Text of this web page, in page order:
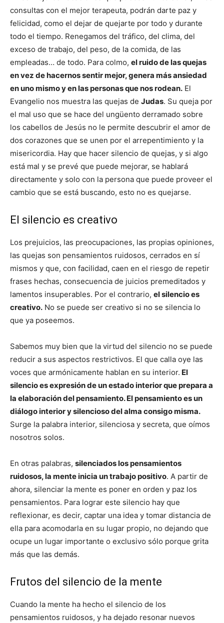
consultas con el mejor terapeuta, podrán darte paz y
felicidad, como el dejar de quejarte por todo y durante
todo el tiempo. Renegamos del tráfico, del clima, del
exceso de trabajo, del peso, de la comida, de las
empleadas… de todo. Para colmo, el ruido de las quejas
en vez de hacernos sentir mejor, genera más ansiedad
en uno mismo y en las personas que nos rodean. El
Evangelio nos muestra las quejas de Judas. Su queja por
el mal uso que se hace del ungüento derramado sobre
los cabellos de Jesús no le permite descubrir el amor de
dos corazones que se unen por el arrepentimiento y la
misericordia. Hay que hacer silencio de quejas, y si algo
está mal y se prevé que puede mejorar, se hablará
directamente y solo con la persona que puede proveer el
cambio que se está buscando, esto no es quejarse.
El silencio es creativo
Los prejuicios, las preocupaciones, las propias opiniones,
las quejas son pensamientos ruidosos, cerrados en sí
mismos y que, con facilidad, caen en el riesgo de repetir
frases hechas, consecuencia de juicios premeditados y
lamentos insuperables. Por el contrario, el silencio es
creativo. No se puede ser creativo si no se silencia lo
que ya poseemos.
Sabemos muy bien que la virtud del silencio no se puede
reducir a sus aspectos restrictivos. El que calla oye las
voces que armónicamente hablan en su interior. El
silencio es expresión de un estado interior que prepara a
la elaboración del pensamiento. El pensamiento es un
diálogo interior y silencioso del alma consigo misma.
Surge la palabra interior, silenciosa y secreta, que oímos
nosotros solos.
En otras palabras, silenciados los pensamientos
ruidosos, la mente inicia un trabajo positivo. A partir de
ahora, silenciar la mente es poner en orden y paz los
pensamientos. Para lograr este silencio hay que
reflexionar, es decir, captar una idea y tomar distancia de
ella para acomodarla en su lugar propio, no dejando que
ocupe un lugar importante o exclusivo sólo porque grita
más que las demás.
Frutos del silencio de la mente
Cuando la mente ha hecho el silencio de los
pensamientos ruidosos, y ha dejado resonar nuevos